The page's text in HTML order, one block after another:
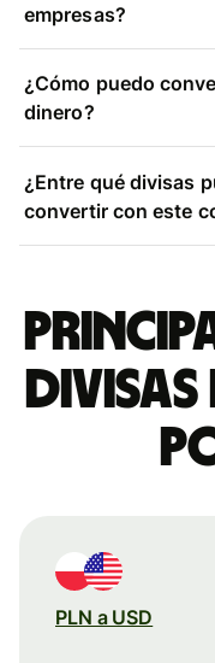
empresas?
¿Cómo puedo
dinero?
¿Entre qué divisas
convertir con este
PLN a USD